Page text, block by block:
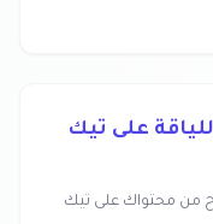
على تيك
من محتواك على تيك